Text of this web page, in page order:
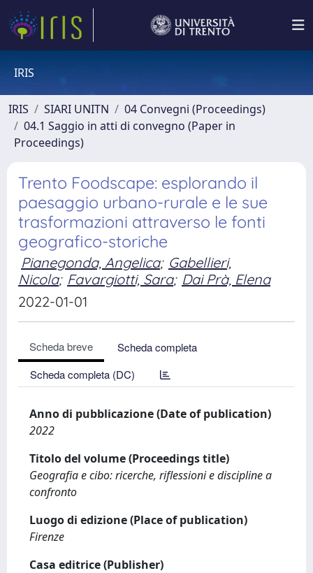
IRIS
IRIS SIARI UNITN
04 Convegni (Proceedings)
04.1 Saggio in atti di convegno (Paper in
Proceedings)
Trento Foodscape: esplorando il
paesaggio urbano-rurale e le sue
trasformazioni attraverso le fonti
geografico-storiche
Pianegonda, Angelica; Gabellieri,
Nicola; Favargiotti, Sara; Dai Prà, Elena
2022-01-01
Scheda breve
Scheda completa
Scheda completa (DC)
Anno di pubblicazione (Date of publication)
2022
Titolo del volume (Proceedings title)
Geografia e cibo: ricerche, riflessioni e discipline a
confronto
Luogo di edizione (Place of publication)
Firenze
Casa editrice (Publisher)